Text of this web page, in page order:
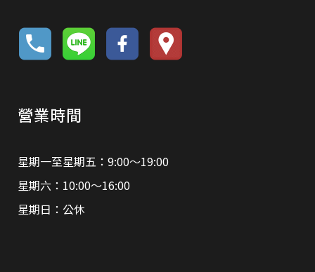
營業時間
星期一至星期五：9:00～19:00
星期六：10:00～16:00
星期日：公休